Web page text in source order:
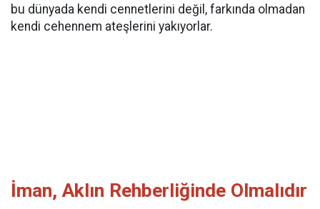
bu dünyada kendi cennetlerini değil, farkında olmadan
kendi cehennem ateşlerini yakıyorlar.
​İman, Aklın Rehberliğinde Olmalıdır